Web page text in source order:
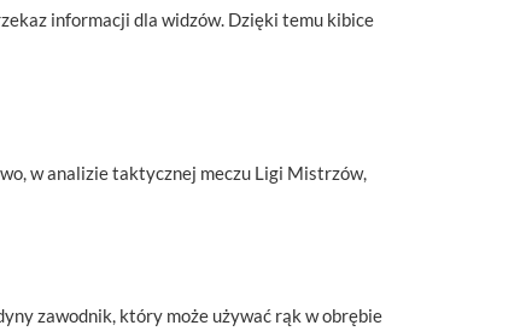
informacji dla widzów. Dzięki temu kibice
w analizie taktycznej meczu Ligi Mistrzów,
zawodnik, który może używać rąk w obrębie